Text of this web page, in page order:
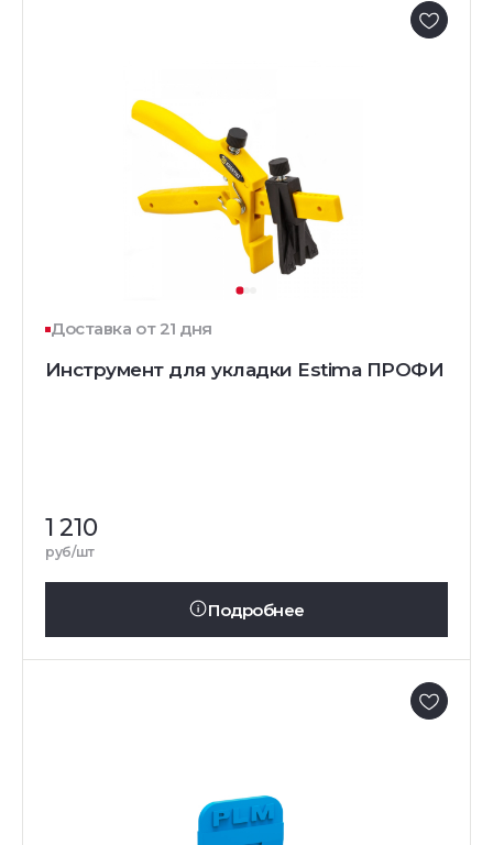
Доставка от 21 дня
Инструмент для укладки Estima ПРОФИ
1 210
руб/шт
Подробнее